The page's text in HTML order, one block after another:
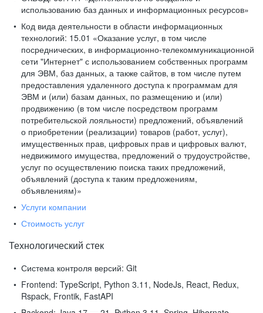
использованию баз данных и информационных ресурсов»
Код вида деятельности в области информационных
технологий: 15.01 «Оказание услуг, в том числе
посреднических, в информационно-телекоммуникационной
сети "Интернет" с использованием собственных программ
для ЭВМ, баз данных, а также сайтов, в том числе путем
предоставления удаленного доступа к программам для
ЭВМ и (или) базам данных, по размещению и (или)
продвижению (в том числе посредством программ
потребительской лояльности) предложений, объявлений
о приобретении (реализации) товаров (работ, услуг),
имущественных прав, цифровых прав и цифровых валют,
недвижимого имущества, предложений о трудоустройстве,
услуг по осуществлению поиска таких предложений,
объявлений (доступа к таким предложениям,
объявлениям)»
Услуги компании
Стоимость услуг
Технологический стек
Система контроля версий: Git
Frontend: TypeScript, Python 3.11, NodeJs, React, Redux,
Rspack, Frontik, FastAPI